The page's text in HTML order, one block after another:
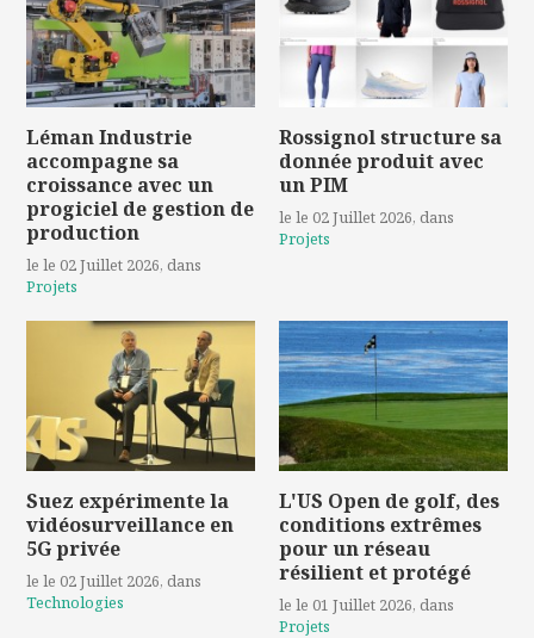
Léman Industrie
accompagne sa
croissance avec un
progiciel de gestion de
production
le le 02 Juillet 2026, dans
Projets
Rossignol structure sa
donnée produit avec
un PIM
le le 02 Juillet 2026, dans
Projets
Suez expérimente la
vidéosurveillance en
5G privée
le le 02 Juillet 2026, dans
Technologies
L'US Open de golf, des
conditions extrêmes
pour un réseau
résilient et protégé
le le 01 Juillet 2026, dans
Projets